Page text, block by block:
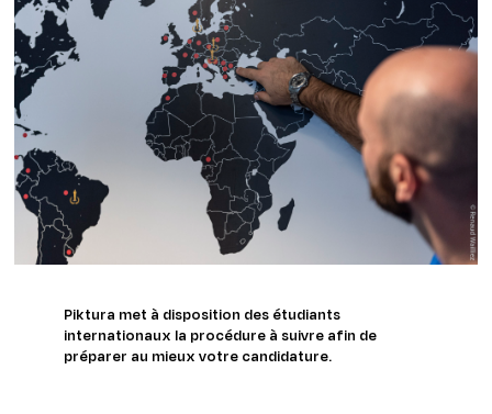
Piktura met à disposition des étudiants
internationaux la procédure à suivre afin de
préparer au mieux votre candidature.